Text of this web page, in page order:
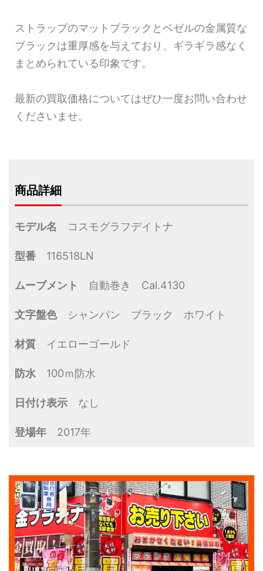
ストラップのマットブラックとベゼルの金属質な
ブラックは重厚感を与えており、ギラギラ感なく
まとめられている印象です。
最新の買取価格についてはぜひ一度お問い合わせ
くださいませ。
商品詳細
モデル名 コスモグラフデイトナ
型番 116518LN
ムーブメント 自動巻き Cal.4130
文字盤色シャンパン ブラック ホワイト
材質 イエローゴールド
防水 100ｍ防水
日付け表示 なし
登場年 2017年